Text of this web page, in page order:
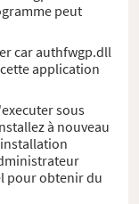
peut
car authfwgp.dll
application
sous
à nouveau
pour obtenir du